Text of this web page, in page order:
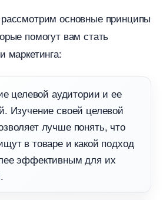
основные принципы
помогут вам стать
маркетинга:
целевой аудитории и ее
Изучение своей целевой
лучше понять, что
в товаре и какой подход
эффективным для их